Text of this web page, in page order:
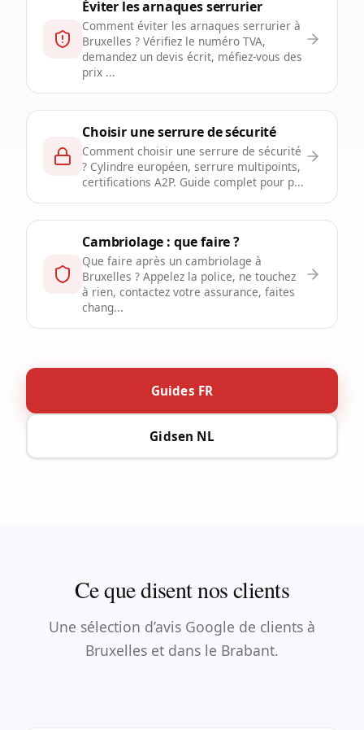
Éviter les arnaques serrurier
Comment éviter les arnaques serrurier à
Bruxelles ? Vérifiez le numéro TVA,
demandez un devis écrit, méfiez-vous des
prix ...
Choisir une serrure de sécurité
Comment choisir une serrure de sécurité
? Cylindre européen, serrure multipoints,
certifications A2P. Guide complet pour p...
Cambriolage : que faire ?
Que faire après un cambriolage à
Bruxelles ? Appelez la police, ne touchez
à rien, contactez votre assurance, faites
chang...
Guides FR
Gidsen NL
Ce que disent nos clients
Une sélection d’avis Google de clients à
Bruxelles et dans le Brabant.